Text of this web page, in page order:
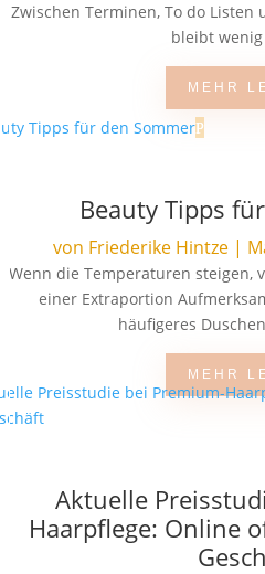
Zwischen Terminen, To do
bleibt wenig
MEHR
Beauty Tipps
von Friederike Hintze|
Wenn die Temperaturen steigen,
einer Extraportion
häufigeres
MEHR
Aktuelle
Haarpflege: Online